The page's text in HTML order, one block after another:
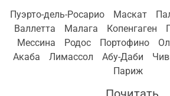
Пуэрто-дель-Росарио Маскат
Валлетта
Малага Копенгаген
Мессина
Родос Портофино
Акаба
Лимассол Абу-Даби
Париж